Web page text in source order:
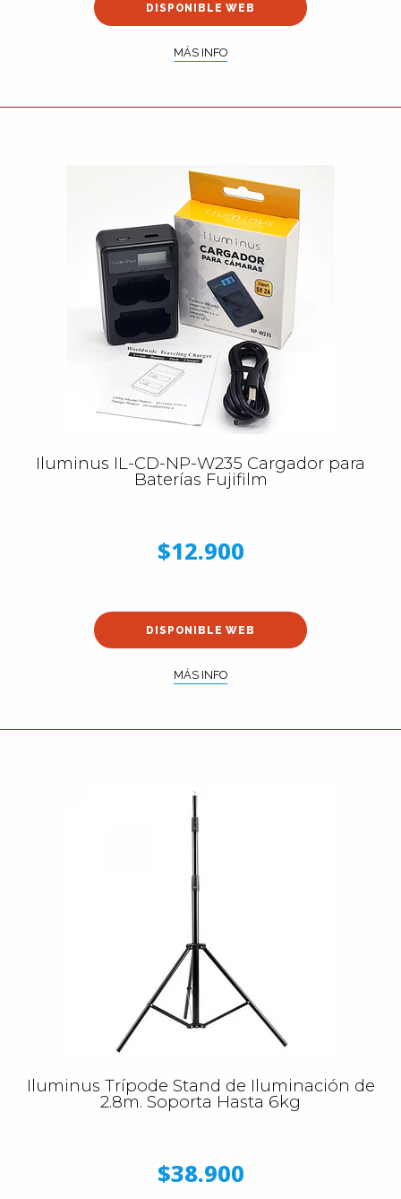
DISPONIBLE WEB
MÁS INFO
Iluminus IL-CD-NP-W235 Cargador para
Baterías Fujifilm
$12.900
DISPONIBLE WEB
MÁS INFO
Iluminus Trípode Stand de Iluminación de
2.8m. Soporta Hasta 6kg
$38.900